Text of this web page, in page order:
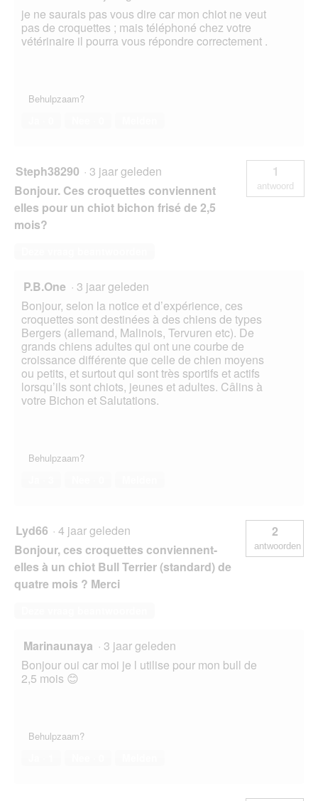
je ne saurais pas vous dire car mon chiot ne veut
pas de croquettes ; mais téléphoné chez votre
vétérinaire il pourra vous répondre correctement .
Behulpzaam?
Steph38290 · 3 jaar geleden
Bonjour. Ces croquettes conviennent
elles pour un chiot bichon frisé de 2,5
mois?
1
antwoord
P.B.One · 3 jaar geleden
Bonjour, selon la notice et d’expérience, ces
croquettes sont destinées à des chiens de types
Bergers (allemand, Malinois, Tervuren etc). De
grands chiens adultes qui ont une courbe de
croissance différente que celle de chien moyens
ou petits, et surtout qui sont très sportifs et actifs
lorsqu’ils sont chiots, jeunes et adultes. Câlins à
votre Bichon et Salutations.
Behulpzaam?
Lyd66 · 4 jaar geleden
Bonjour, ces croquettes conviennent-
elles à un chiot Bull Terrier (standard) de
quatre mois ? Merci
2
antwoorden
Marinaunaya · 3 jaar geleden
Bonjour oui car moi je l utilise pour mon bull de
2,5 mois 😊
Behulpzaam?